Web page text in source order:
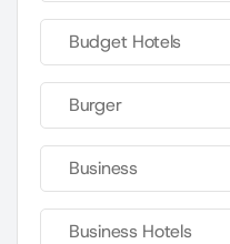
Budget Hotels
Burger
Business
Business Hotels